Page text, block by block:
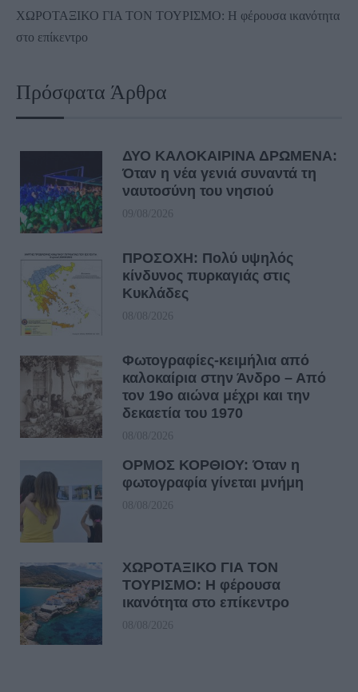
ΧΩΡΟΤΑΞΙΚΟ ΓΙΑ ΤΟΝ ΤΟΥΡΙΣΜΟ: Η φέρουσα ικανότητα
στο επίκεντρο
Πρόσφατα Άρθρα
ΔΥΟ ΚΑΛΟΚΑΙΡΙΝΑ ΔΡΩΜΕΝΑ:
Όταν η νέα γενιά συναντά τη
ναυτοσύνη του νησιού
09/08/2026
ΠΡΟΣΟΧΗ: Πολύ υψηλός
κίνδυνος πυρκαγιάς στις
Κυκλάδες
08/08/2026
Φωτογραφίες-κειμήλια από
καλοκαίρια στην Άνδρο – Από
τον 19ο αιώνα μέχρι και την
δεκαετία του 1970
08/08/2026
ΟΡΜΟΣ ΚΟΡΘΙΟΥ: Όταν η
φωτογραφία γίνεται μνήμη
08/08/2026
ΧΩΡΟΤΑΞΙΚΟ ΓΙΑ ΤΟΝ
ΤΟΥΡΙΣΜΟ: Η φέρουσα
ικανότητα στο επίκεντρο
08/08/2026